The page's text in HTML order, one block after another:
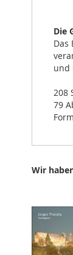
Die
Das
und
208
79
Wir